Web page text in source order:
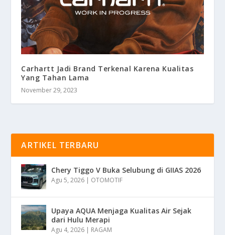
Carhartt Jadi Brand Terkenal Karena Kualitas
Yang Tahan Lama
November 29, 2023
ARTIKEL TERBARU
Chery Tiggo V Buka Selubung di GIIAS 2026
Agu 5, 2026 | OTOMOTIF
Upaya AQUA Menjaga Kualitas Air Sejak
dari Hulu Merapi
Agu 4, 2026 | RAGAM